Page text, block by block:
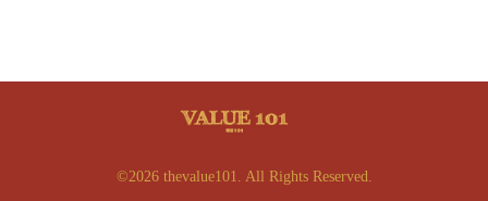
©2026 thevalue101. All Rights Reserved.